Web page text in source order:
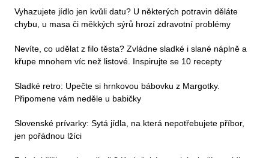
Vyhazujete jídlo jen kvůli datu? U některých potravin děláte
chybu, u masa či měkkých sýrů hrozí zdravotní problémy
Nevíte, co udělat z filo těsta? Zvládne sladké i slané náplně a
křupe mnohem víc než listové. Inspirujte se 10 recepty
Sladké retro: Upečte si hrnkovou bábovku z Margotky.
Připomene vám neděle u babičky
Slovenské prívarky: Sytá jídla, na která nepotřebujete příbor,
jen pořádnou lžíci